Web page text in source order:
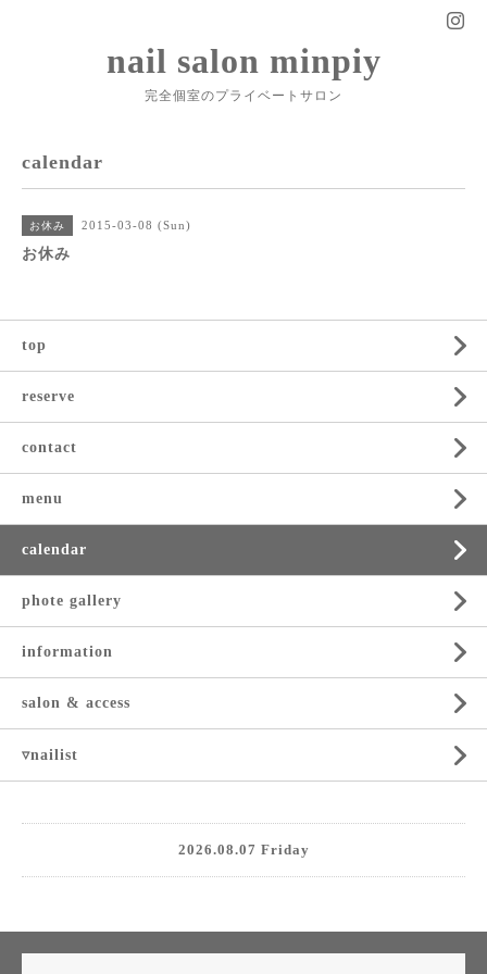
nail salon minpiy
完全個室のプライベートサロン
calendar
お休み 2015-03-08 (Sun)
お休み
top
reserve
contact
menu
calendar
phote gallery
information
salon & access
▿nailist
2026.08.07 Friday